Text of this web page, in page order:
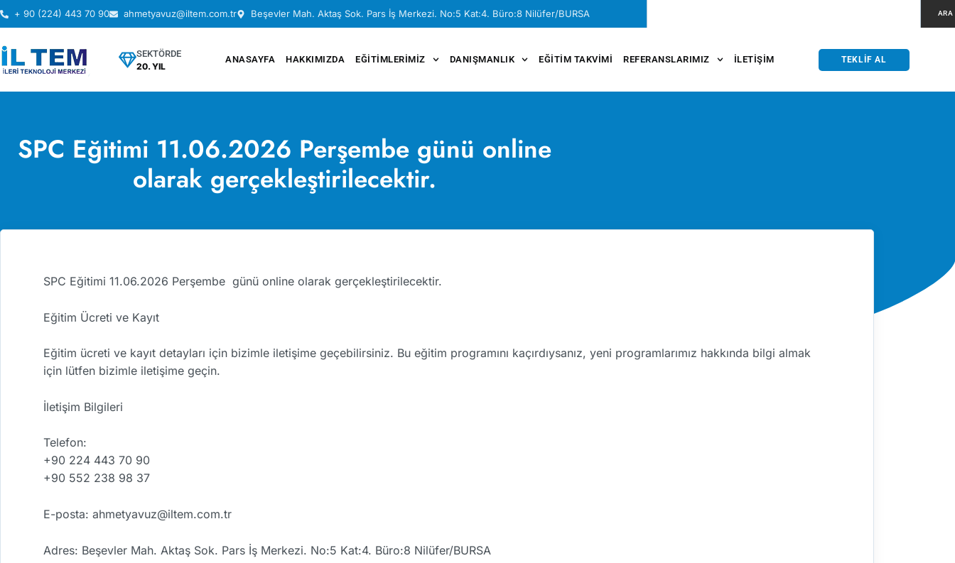
+ 90 (224) 443 70 90 ahmetyavuz@iltem.com.tr Beşevler Mah. Aktaş Sok. Pars İş Merkezi. No:5 Kat:4. Büro:8 Nilüfer/BURSA ARA
SEKTÖRDE
20. YIL
ANASAYFA HAKKIMIZDA EĞITIMLERIMIZ DANIŞMANLIK EĞITIM TAKVIMI REFERANSLARIMIZ İLETIŞIM TEKLIF AL
SPC Eğitimi 11.06.2026 Perşembe günü online
olarak gerçekleştirilecektir.
SPC Eğitimi 11.06.2026 Perşembe günü online olarak gerçekleştirilecektir.
Eğitim Ücreti ve Kayıt
Eğitim ücreti ve kayıt detayları için bizimle iletişime geçebilirsiniz. Bu eğitim programını kaçırdıysanız, yeni programlarımız hakkında bilgi almak
için lütfen bizimle iletişime geçin.
İletişim Bilgileri
Telefon:
+90 224 443 70 90
+90 552 238 98 37
E-posta: ahmetyavuz@iltem.com.tr
Adres: Beşevler Mah. Aktaş Sok. Pars İş Merkezi. No:5 Kat:4. Büro:8 Nilüfer/BURSA